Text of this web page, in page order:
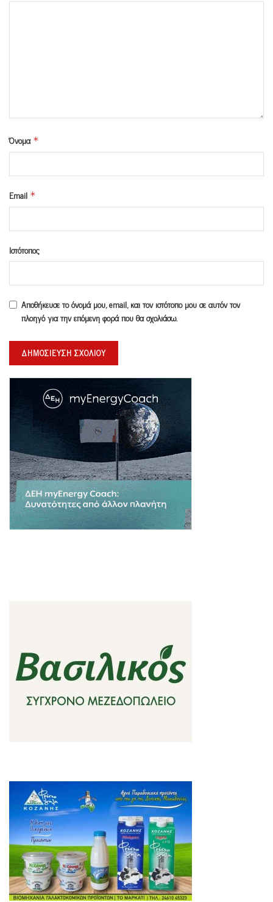
Όνομα *
Email *
Ιστότοπος
Αποθήκευσε το όνομά μου, email, και τον ιστότοπο μου σε αυτόν τον
πλοηγό για την επόμενη φορά που θα σχολιάσω.